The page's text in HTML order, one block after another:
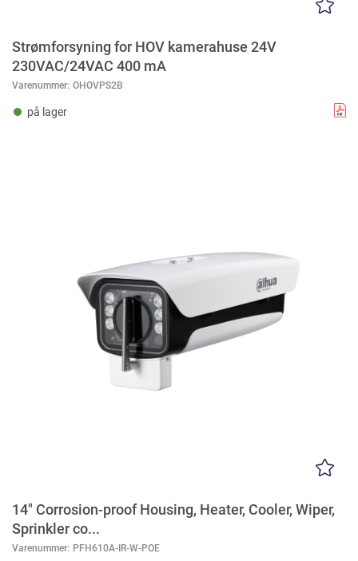
Strømforsyning for HOV kamerahuse 24V
230VAC/24VAC 400 mA
Varenummer: OHOVPS2B
på lager
14" Corrosion-proof Housing, Heater, Cooler, Wiper,
Sprinkler co...
Varenummer: PFH610A-IR-W-POE